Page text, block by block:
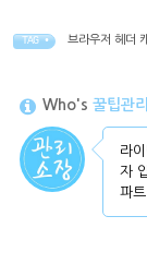
TAG • 브라우저 헤더
Who's 꿀팁관
라
자
파